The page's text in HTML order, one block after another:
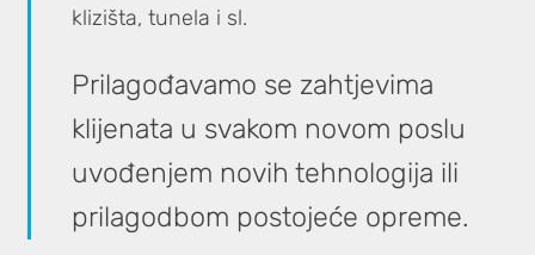
klizišta, tunela i sl.
Prilagođavamo se zahtjevima
klijenata u svakom novom poslu
uvođenjem novih tehnologija ili
prilagodbom postojeće opreme.